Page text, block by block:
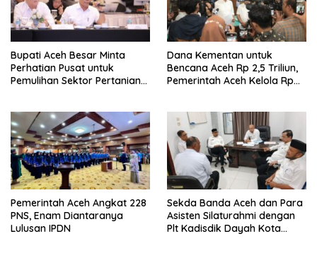
Bupati Aceh Besar Minta
Perhatian Pusat untuk
Pemulihan Sektor Pertanian
Dana Kementan untuk
Bencana Aceh Rp 2,5 Triliun,
Pemerintah Aceh Kelola Rp
Pemerintah Aceh Angkat 228
PNS, Enam Diantaranya
Lulusan IPDN
Sekda Banda Aceh dan Para
Asisten Silaturahmi dengan
Plt Kadisdik Dayah Kota